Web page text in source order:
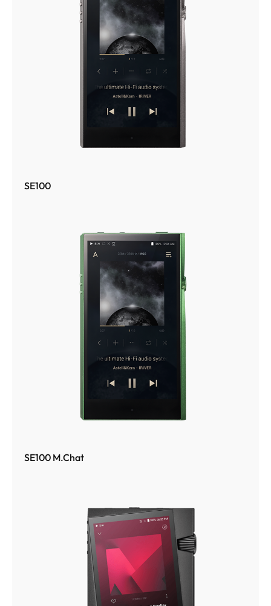
SE100
SE100 M.Chat